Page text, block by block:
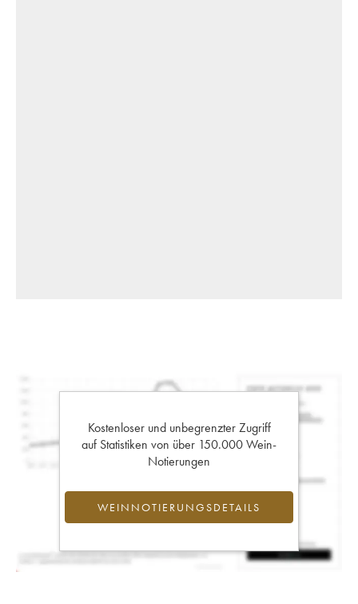
Kostenloser und unbegrenzter Zugriff
auf Statistiken von über 150.000 Wein-
Notierungen
WEINNOTIERUNGSDETAILS